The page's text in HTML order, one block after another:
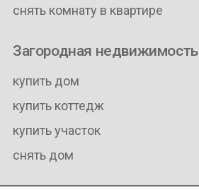
снять комнату в квартире
Загородная недвижимость
купить дом
купить коттедж
купить участок
снять дом